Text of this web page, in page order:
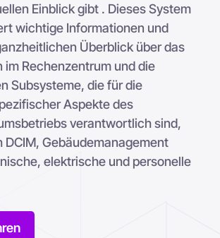
Einblick gibt . Dieses System
wichtige Informationen und
Überblick über das
im Rechenzentrum und die
Subsysteme, die für die
Aspekte des
verantwortlich sind,
Gebäudemanagement
elektrische und personelle